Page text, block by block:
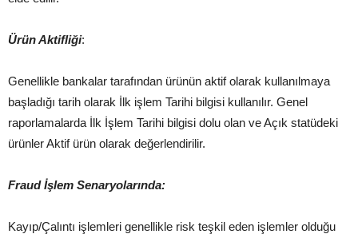
Ürün Aktifliği:
Genellikle bankalar tarafından ürünün aktif olarak kullanılmaya
başladığı tarih olarak İlk işlem Tarihi bilgisi kullanılır. Genel
raporlamalarda İlk İşlem Tarihi bilgisi dolu olan ve Açık statüdeki
ürünler Aktif ürün olarak değerlendirilir.
Fraud İşlem Senaryolarında:
Kayıp/Çalıntı işlemleri genellikle risk teşkil eden işlemler olduğu